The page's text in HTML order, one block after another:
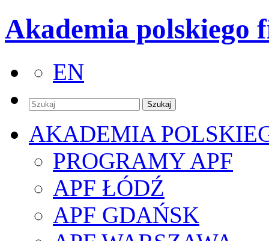
Akademia polskiego
EN
AKADEMIA
PROGRAMY APF
APF ŁÓDŹ
APF GDAŃSK